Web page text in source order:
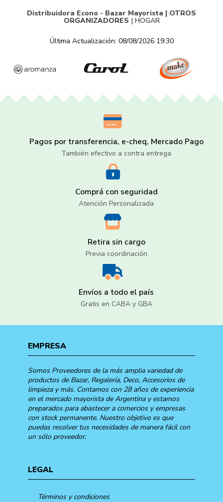
Distribuidora Econo - Bazar Mayorista | OTROS
ORGANIZADORES | HOGAR
Última Actualización: 08/08/2026 19:30
Pagos por transferencia, e-cheq, Mercado Pago
También efectivo a contra entrega
Comprá con seguridad
Atención Personalizada
Retira sin cargo
Previa coordinación
Envíos a todo el país
Gratis en CABA y GBA
EMPRESA
Somos Proveedores de la más amplia variedad de
productos de Bazar, Regalería, Deco, Accesorios de
limpieza y más. Contamos con 28 años de experiencia
en el mercado mayorista de Argentina y estamos
preparados para abastecer a comercios y empresas
con stock permanente. Nuestro objetivo es que
puedas resolver tus necesidades de manera fácil con
un sólo proveedor.
LEGAL
Términos y condiciones